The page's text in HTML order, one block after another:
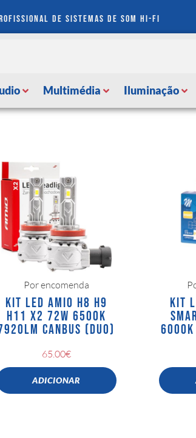
de sistemas de som hi-fi
Multimédia Iluminação
Por encomenda
KIT LED AMIO H8 H9
H11 X2 72W 6500K
CANBUS (DUO)
65.00€
ADICIONAR
KIT